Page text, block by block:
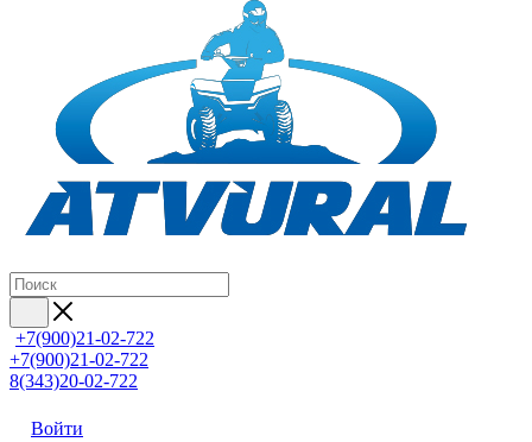
+7(900)21-02-722
+7(900)21-02-722
8(343)20-02-722
Войти